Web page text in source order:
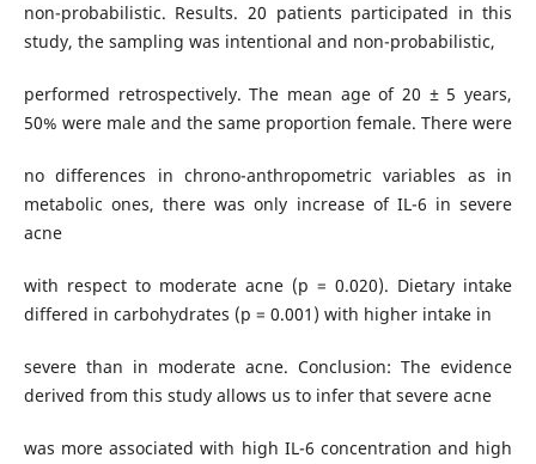
non-probabilistic. Results. 20 patients participated in this
study, the sampling was intentional and non-probabilistic,
performed retrospectively. The mean age of 20 ± 5 years,
50% were male and the same proportion female. There were
no differences in chrono-anthropometric variables as in
metabolic ones, there was only increase of IL-6 in severe
acne
with respect to moderate acne (p = 0.020). Dietary intake
differed in carbohydrates (p = 0.001) with higher intake in
severe than in moderate acne. Conclusion: The evidence
derived from this study allows us to infer that severe acne
was more associated with high IL-6 concentration and high